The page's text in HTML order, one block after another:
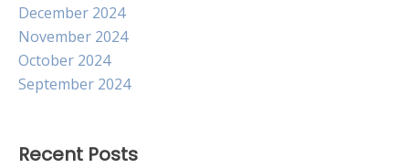
December 2024
November 2024
October 2024
September 2024
Recent Posts